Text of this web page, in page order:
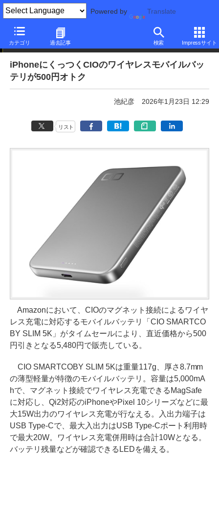
Powered by Translate
カテゴリ 過去記事 検索 Impressサイト
本日みつけたお買い得品
iPhoneにくっつくCIOのワイヤレスモバイルバッ
テリが500円オトク
池紀彦 2026年1月23日 12:29
リスト
Amazonにおいて、CIOのマグネット接続によるワイヤ
レス充電に対応するモバイルバッテリ「CIO SMARTCO
BY SLIM 5K」がタイムセールにより、直近価格から500
円引きとなる5,480円で販売している。
CIO SMARTCOBY SLIM 5Kは重量117g、厚さ8.7mm
の薄型軽量が特徴のモバイルバッテリ。容量は5,000mA
hで、マグネット接続でワイヤレス充電できるMagSafe
に対応し、Qi2対応のiPhoneやPixel 10シリーズなどに最
大15W出力のワイヤレス充電が行なえる。入出力端子は
USB Type-Cで、最大入出力はUSB Type-Cポート利用時
で最大20W。ワイヤレス充電併用時は合計10Wとなる。
バッテリ残量などが確認できるLEDを備える。